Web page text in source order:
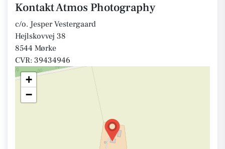
Kontakt Atmos Photography
c/o. Jesper Vestergaard
Hejlskovvej 38
8544 Mørke
CVR: 39434946
+
−